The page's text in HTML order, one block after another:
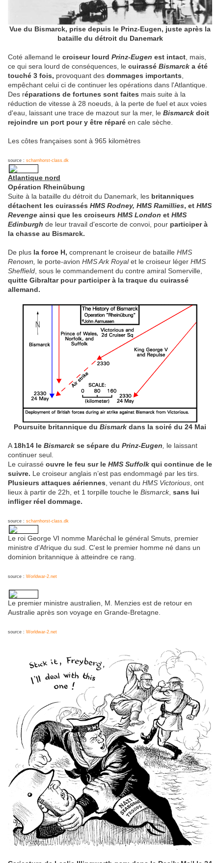
Vue du Bismarck, prise depuis le Prinz-Eugen, juste après la
bataille du détroit du Danemark
Coté allemand le croiseur lourd Prinz-Eugen est intact , mais,
ce qui sera lourd de conséquences, le cuirassé Bismarck a été
touché 3 fois, provoquant des dommages importants
empêchant celui ci de continuer les opérations dans l'Atlantique.
Des réparations de fortunes sont faites mais suite à la
réduction de vitesse à 28 noeuds, à la perte de fuel et aux voies
d'eau, laissant une trace de mazout sur la mer, le Bismarck doit
rejoindre un port pour y être réparé en cale sèche.
Les côtes françaises sont à 965 kilomètres
source : scharnhorst-class.dk
Atlantique nord
Opération Rheinübung
Suite à la bataille du détroit du Danemark, les britanniques
détachent les cuirassés HMS Rodney, HMS Ramillies, et HMS
Revenge ainsi que les croiseurs HMS London et HMS
Edinburgh de leur travail d'escorte de convoi, pour participer à
la chasse au Bismarck.
De plus la force H, comprenant le croiseur de bataille HMS
Renown,
le porte-avion HMS Ark Royalet le croiseur léger HMS
Sheffield , sous le commandement du contre amiral Somerville,
quitte Gibraltar pour participer à la traque du cuirassé
allemand.
Poursuite britannique du Bismark dans la soiré du 24 Mai
A 18h14 le Bismarck se sépare du Prinz-Eugen
le laissant
continuer seul.
Le cuirassé ouvre le feu sur le HMS Suffolk qui continue de le
suivre. Le croiseur anglais n’est pas endommagé par les tirs.
Plusieurs attaques aériennes , venant du HMS Victorious , ont
lieux à partir de 22h, et 1 torpille touche le Bismarck, sans lui
infliger réel dommage.
source : scharnhorst-class.dk
Le roi George VI nomme Maréchal le général Smuts, premier
ministre d'Afrique du sud. C'est le premier homme né dans un
dominion britannique à atteindre ce rang.
source : Worldwar-2.net
Le premier ministre australien, M. Menzies est de retour en
Australie après son voyage en Grande-Bretagne.
source : Worldwar-2.net